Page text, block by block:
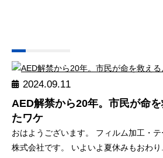
2024.09.11
AED解禁から20年。市民が命
たワケ
おはようございます。 フィルム加工・
株式会社です。 いよいよ夏休みもおわり...